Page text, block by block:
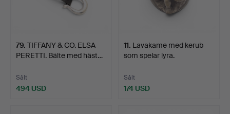
79. TIFFANY & CO. ELSA
PERETTI. Bälte med häst…
Sålt
494 USD
11. Lavakame med kerub
som spelar lyra.
Sålt
174 USD